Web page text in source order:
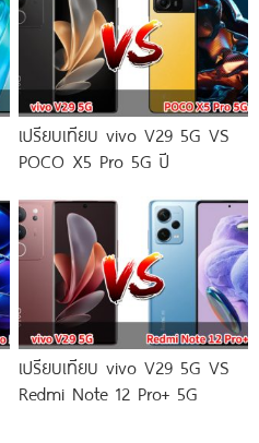
เปรียบเทียบ vivo V29 5G VS
POCO X5 Pro 5G ปี
เปรียบเทียบ vivo V29 5G VS
Redmi Note 12 Pro+ 5G